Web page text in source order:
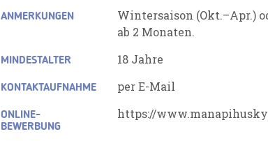
ANMERKUNGEN
Wintersaison (Okt.–Apr.)
ab 2 Monaten.
MINDESTALTER 18 Jahre
KONTAKTAUFNAHME per E-Mail
ONLINE-
BEWERBUNG
https://